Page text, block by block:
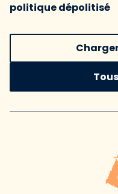
politique dépolitisé